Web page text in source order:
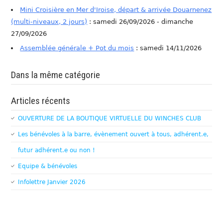
Mini Croisière en Mer d'Iroise, départ & arrivée Douarnenez
(multi-niveaux, 2 jours) : samedi 26/09/2026 - dimanche
27/09/2026
Assemblée générale + Pot du mois : samedi 14/11/2026
Dans la même catégorie
Articles récents
OUVERTURE DE LA BOUTIQUE VIRTUELLE DU WINCHES CLUB
Les bénévoles à la barre, évènement ouvert à tous, adhérent.e,
futur adhérent.e ou non !
Equipe & bénévoles
Infolettre Janvier 2026